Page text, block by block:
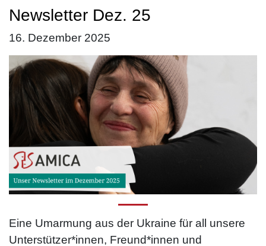
Newsletter Dez. 25
16. Dezember 2025
Eine Umarmung aus der Ukraine für all unsere
Unterstützer*innen, Freund*innen und